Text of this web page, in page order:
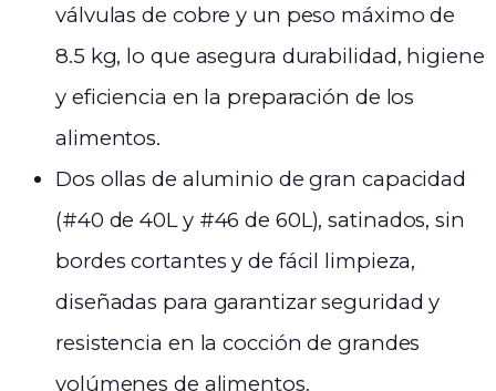
válvulas de cobre y un peso máximo de
8.5 kg, lo que asegura durabilidad, higiene
y eficiencia en la preparación de los
alimentos.
Dos ollas de aluminio de gran capacidad
(#40 de 40L y #46 de 60L), satinados, sin
bordes cortantes y de fácil limpieza,
diseñadas para garantizar seguridad y
resistencia en la cocción de grandes
volúmenes de alimentos.